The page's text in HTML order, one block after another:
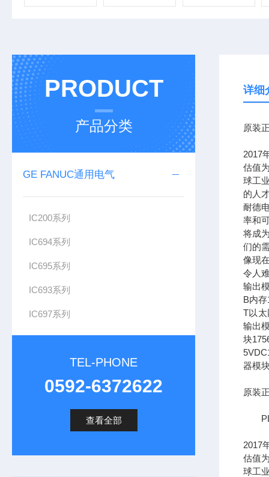
PRODUCT
产品分类
GE FANUC通用电气
IC200系列
IC694系列
IC695系列
IC693系列
IC697系列
TEL-PHONE
0592-6372622
查看全部
详细
原装
2017
估值
球工
的人
耐德
率和
将成
们的
像现
令人
输出
B内
T以太
输出
块
器模
原装
PLC
2017
估值
球工